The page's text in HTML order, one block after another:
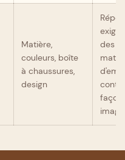
Matière,
couleurs, boîte
à chaussures,
design
des